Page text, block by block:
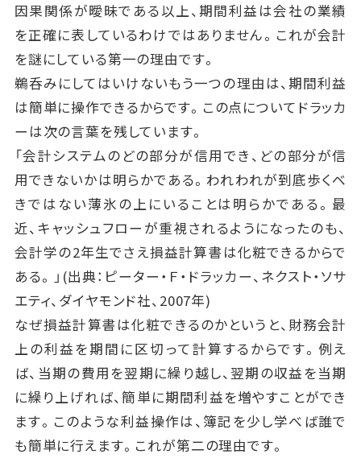
因果関係が曖昧である以上、期間利益は会社の業績
を正確に表しているわけではありません。これが会計
を謎にしている第一の理由です。
鵜呑みにしてはいけないもう一つの理由は、期間利益
は簡単に操作できるからです。この点についてドラッカ
ーは次の言葉を残しています。
「会計システムのどの部分が信用でき、どの部分が信
用できないかは明らかである。われわれが到底歩くべ
きではない薄氷の上にいることは明らかである。最
近、キャッシュフローが重視されるようになったのも、
会計学の2年生でさえ損益計算書は化粧できるからで
ある。」(出典：ピーター・Ｆ・ドラッカー、ネクスト・ソサ
エティ、ダイヤモンド社、2007年)
なぜ損益計算書は化粧できるのかというと、財務会計
上の利益を期間に区切って計算するからです。例え
ば、当期の費用を翌期に繰り越し、翌期の収益を当期
に繰り上げれば、簡単に期間利益を増やすことができ
ます。このような利益操作は、簿記を少し学べば誰で
も簡単に行えます。これが第二の理由です。